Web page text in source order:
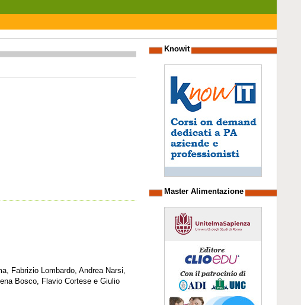
Fabrizio Lombardo, Andrea Narsi,
Bosco, Flavio Cortese e Giulio
Knowit
Master Alimentazione